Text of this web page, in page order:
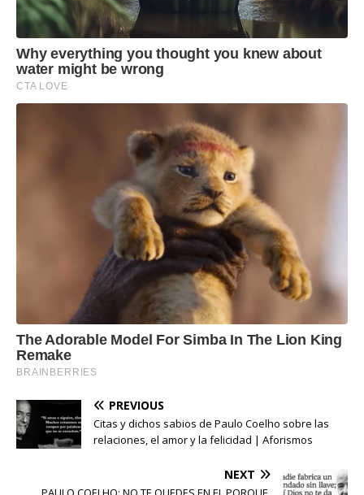
PREVIOUS
Citas y dichos sabios de Paulo Coelho sobre las
relaciones, el amor y la felicidad | Aforismos
NEXT